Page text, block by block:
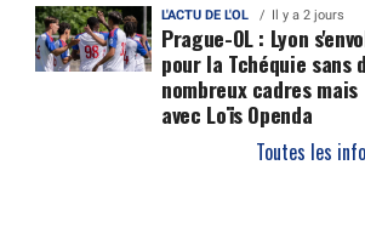
L'ACTU DE L'OL Il y a 2 jours
Prague-OL : Lyon
pour la Tchéquie sans
nombreux cadres mais
avec Loïs Openda
Toutes les